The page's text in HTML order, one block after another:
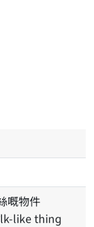
嘅物件
like thing